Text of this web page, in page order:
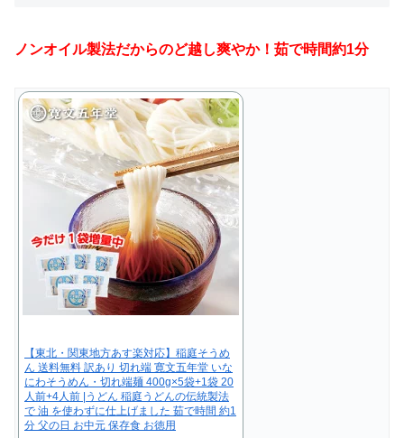
ノンオイル製法だからのど越し爽やか！茹で時間約1分
【東北・関東地方あす楽対応】稲庭そうめ
ん 送料無料 訳あり 切れ端 寛文五年堂 いな
にわそうめん・切れ端麺 400g×5袋+1袋 20
人前+4人前 |うどん 稲庭うどんの伝統製法
で 油 を使わずに仕上げました 茹で時間 約1
分 父の日 お中元 保存食 お徳用